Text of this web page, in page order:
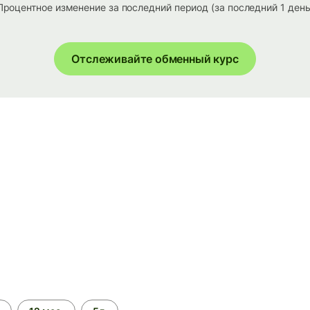
изменение за последний период (за последний 1
Отслеживайте обменный курс